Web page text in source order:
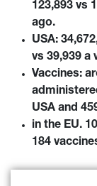
123,893 vs
ago.
USA:
vs 39,939 a
Vaccines:
USA and
in the EU.
184